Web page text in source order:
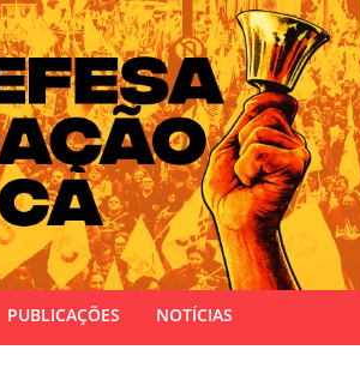
PUBLICAÇÕES NOTÍCIAS